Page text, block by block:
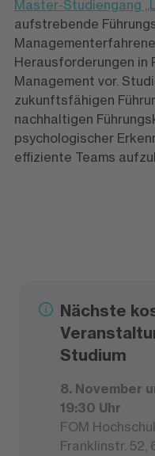
Master-Studiengang
aufstrebende
Herausforderungen in
Management vor.
zukunftsfähigen
nachhaltigen
psychologischer
effiziente Teams
Nächste
Studium
8. November
19:30 Uhr
FOM
Franklinstr. 52,